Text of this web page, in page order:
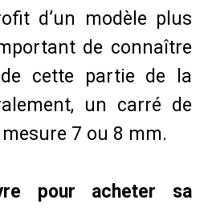
d’un modèle plus
de connaître
cette partie de la
un carré de
mesure 7 ou 8 mm.
pour acheter sa